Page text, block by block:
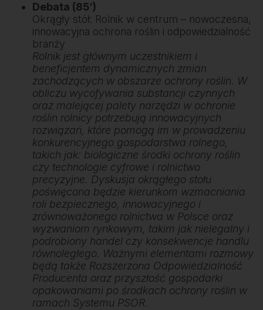
Debata (85‘)
Okrągły stół: Rolnik w centrum – nowoczesna,
innowacyjna ochrona roślin i odpowiedzialność
branży
Rolnik jest głównym uczestnikiem i
beneficjentem dynamicznych zmian
zachodzących w obszarze ochrony roślin. W
obliczu wycofywania substancji czynnych
oraz malejącej palety narzędzi w ochronie
roślin rolnicy potrzebują innowacyjnych
rozwiązań, które pomogą im w prowadzeniu
konkurencyjnego gospodarstwa rolnego,
takich jak: biologiczne środki ochrony roślin
czy technologie cyfrowe i rolnictwo
precyzyjne. Dyskusja okrągłego stołu
poświęcona będzie kierunkom wzmacniania
roli bezpiecznego, innowacyjnego i
zrównoważonego rolnictwa w Polsce oraz
wyzwaniom rynkowym, takim jak nielegalny i
podrobiony handel czy konsekwencje handlu
równoległego. Ważnymi elementami rozmowy
będą także Rozszerzona Odpowiedzialność
Producenta oraz przyszłość gospodarki
opakowaniami po środkach ochrony roślin w
ramach Systemu PSOR.